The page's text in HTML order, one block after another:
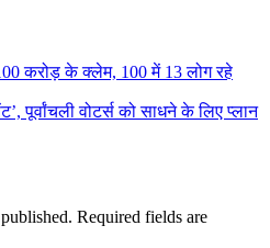
करोड़ के क्लेम, 100 में 13 लोग रहे
पूर्वांचली वोटर्स को साधने के लिए प्लान
Required fields are